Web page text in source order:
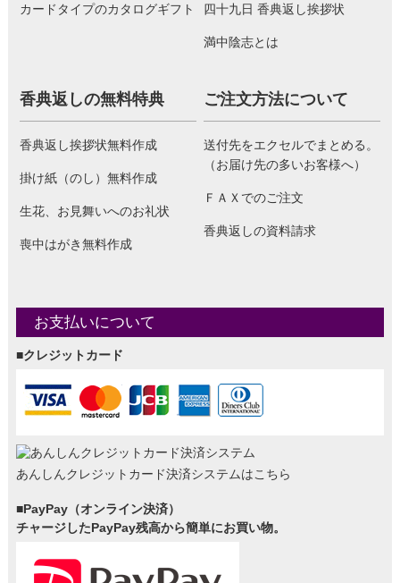
カードタイプのカタログギフト 四十九日 香典返し挨拶状
満中陰志とは
香典返しの無料特典
香典返し挨拶状無料作成
掛け紙（のし）無料作成
生花、お見舞いへのお礼状
喪中はがき無料作成
ご注文方法について
送付先をエクセルでまとめる。
（お届け先の多いお客様へ）
ＦＡＸでのご注文
香典返しの資料請求
お支払いについて
■クレジットカード
あんしんクレジットカード決済システムはこちら
■PayPay（オンライン決済）
チャージしたPayPay残高から簡単にお買い物。